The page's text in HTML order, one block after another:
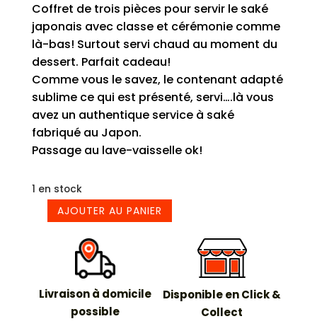
Coffret de trois pièces pour servir le saké
japonais avec classe et cérémonie comme
là-bas! Surtout servi chaud au moment du
dessert. Parfait cadeau!
Comme vous le savez, le contenant adapté
sublime ce qui est présenté, servi….là vous
avez un authentique service à saké
fabriqué au Japon.
Passage au lave-vaisselle ok!
1 en stock
quantité
Saké
Biznbuki
AJOUTER AU PANIER
Livraison à domicile
possible
Disponible en Click &
Collect